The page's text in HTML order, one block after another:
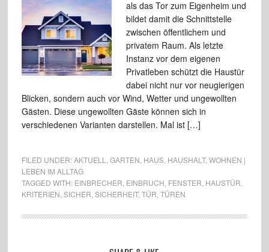
als das Tor zum Eigenheim und
bildet damit die Schnittstelle
zwischen öffentlichem und
privatem Raum. Als letzte
Instanz vor dem eigenen
Privatleben schützt die Haustür
dabei nicht nur vor neugierigen
Blicken, sondern auch vor Wind, Wetter und ungewollten
Gästen. Diese ungewollten Gäste können sich in
verschiedenen Varianten darstellen. Mal ist […]
FILED UNDER:AKTUELL GARTEN HAUS, HAUSHALT, WOHNEN |
LEBEN IM ALLTAG
TAGGED WITH: EINBRECHER EINBRUCH FENSTER HAUSTÜR
KRITERIEN SICHER SICHERHEIT, TÜR TÜREN